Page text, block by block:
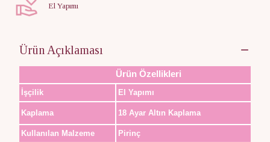
El Yapımı
Ürün Açıklaması
Ürün Özellikleri
İşçilik El Yapımı
Kaplama 18 Ayar Altın Kaplama
Kullanılan Malzeme
Pirinç